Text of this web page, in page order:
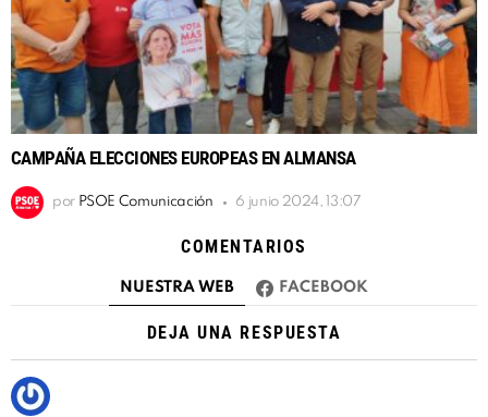
CAMPAÑA ELECCIONES EUROPEAS EN ALMANSA
por PSOE Comunicación 6 junio 2024, 13:07
COMENTARIOS
NUESTRA WEB FACEBOOK
DEJA UNA RESPUESTA